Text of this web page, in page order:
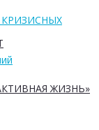
ЖИЗНЬ»